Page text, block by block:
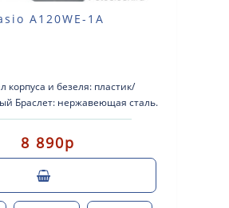
A120WE-1A
корпуса и безеля: пластик/
Браслет: нержавеющая сталь.
Пластиковые стекло ..
8 890р